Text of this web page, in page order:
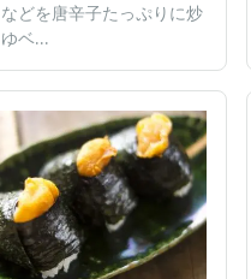
どを唐辛子たっぷりに炒
ベ...